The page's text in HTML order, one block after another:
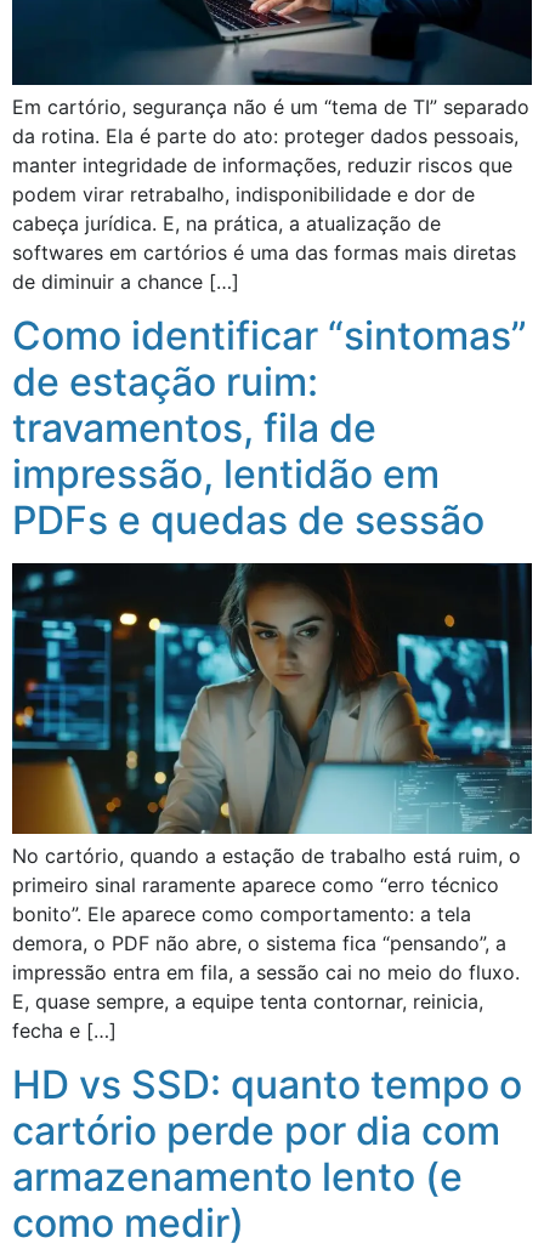
Em cartório, segurança não é um “tema de TI” separado
da rotina. Ela é parte do ato: proteger dados pessoais,
manter integridade de informações, reduzir riscos que
podem virar retrabalho, indisponibilidade e dor de
cabeça jurídica. E, na prática, a atualização de
softwares em cartórios é uma das formas mais diretas
de diminuir a chance […]
Como identificar “sintomas”
de estação ruim:
travamentos, fila de
impressão, lentidão em
PDFs e quedas de sessão
No cartório, quando a estação de trabalho está ruim, o
primeiro sinal raramente aparece como “erro técnico
bonito”. Ele aparece como comportamento: a tela
demora, o PDF não abre, o sistema fica “pensando”, a
impressão entra em fila, a sessão cai no meio do fluxo.
E, quase sempre, a equipe tenta contornar, reinicia,
fecha e […]
HD vs SSD: quanto tempo o
cartório perde por dia com
armazenamento lento (e
como medir)